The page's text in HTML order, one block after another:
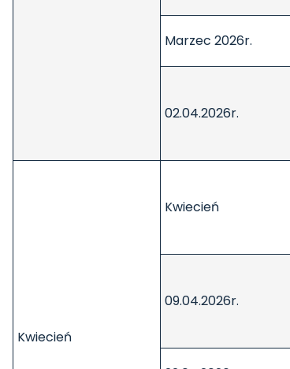
Marzec 2026r.
02.04.2026r.
Kwiecień
Kwiecień
09.04.2026r.